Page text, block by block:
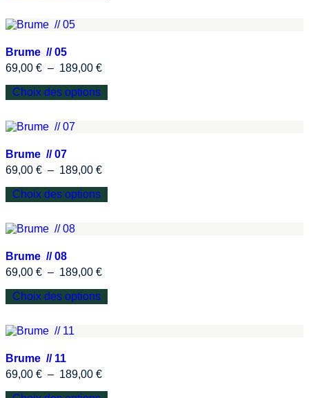
Brume // 05
69,00 € – 189,00 €
Choix des options
Brume // 07
69,00 € – 189,00 €
Choix des options
Brume // 08
69,00 € – 189,00 €
Choix des options
Brume // 11
69,00 € – 189,00 €